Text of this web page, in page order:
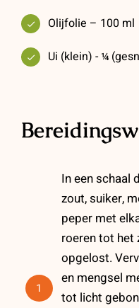
Olijfolie – 100 ml
Ui (klein) - ¼
1
In een schaal
zout, suiker,
peper met
roeren tot het
opgelost.
en mengsel
tot licht